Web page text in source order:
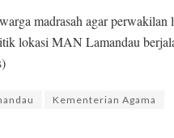
madrasah agar perwakilan
lokasi MAN Lamandau
Kementerian Agama